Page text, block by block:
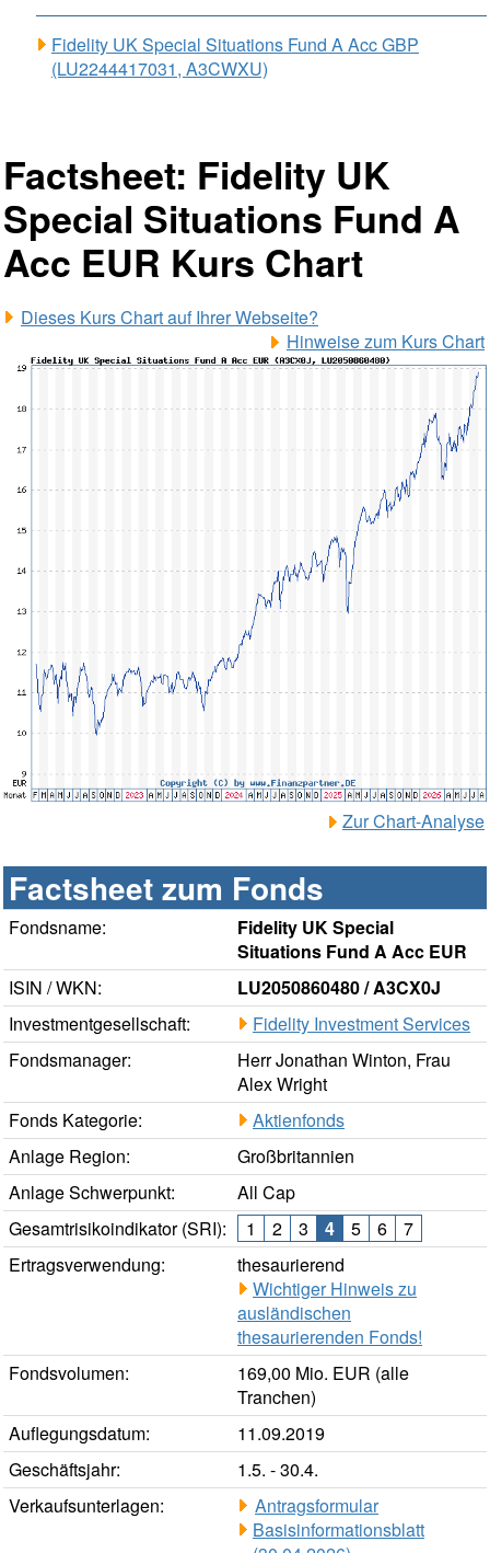
Fidelity UK Special Situations Fund A Acc GBP
(LU2244417031, A3CWXU)
Factsheet: Fidelity UK
Special Situations Fund A
Acc EUR Kurs Chart
Dieses Kurs Chart auf Ihrer Webseite?
Hinweise zum Kurs Chart
Zur Chart-Analyse
Factsheet zum Fonds
Fondsname:
Fidelity UK Special
Situations Fund A Acc EUR
ISIN / WKN:
LU2050860480 / A3CX0J
Investmentgesellschaft:
Fidelity Investment Services
Fondsmanager:
Herr Jonathan Winton, Frau
Alex Wright
Fonds Kategorie:
Aktienfonds
Anlage Region:
Großbritannien
Anlage Schwerpunkt:
All Cap
Gesamtrisikoindikator (SRI):
1 2 3 4 5 6
7
Ertragsverwendung:
thesaurierend
Wichtiger Hinweis zu
ausländischen
thesaurierenden Fonds!
Fondsvolumen:
169,00 Mio. EUR (alle
Tranchen)
Auflegungsdatum:
11.09.2019
Geschäftsjahr:
1.5. - 30.4.
Verkaufsunterlagen:
Antragsformular
Basisinformationsblatt